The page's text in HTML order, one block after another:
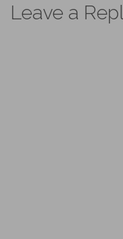
Leave a